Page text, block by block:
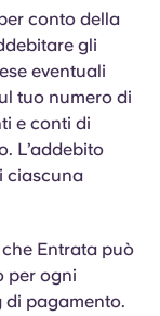
conto della
gli
eventuali
tuo numero di
e conti di
L’addebito
ciascuna
Entrata può
per ogni
di pagamento.